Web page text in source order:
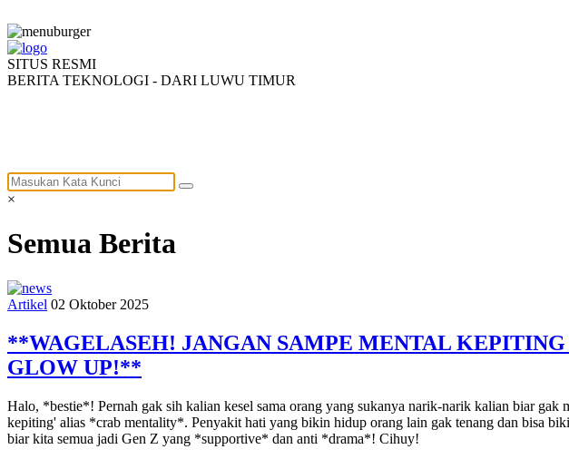
SITUS RESMI
BERITA TEKNOLOGI - DARI LUWU TIMUR
×
Semua Berita
Artikel 02 Oktober 2025
**WAGELASEH! JANGAN SAMPE MENTAL
GLOW UP!**
Halo, *bestie*! Pernah gak sih kalian kesel sama orang yang sukanya narik-narik kalian biar
kepiting' alias *crab mentality*. Penyakit hati yang bikin hidup orang lain gak tenang dan bisa
biar kita semua jadi Gen Z yang *supportive* dan anti *drama*! Cihuy!